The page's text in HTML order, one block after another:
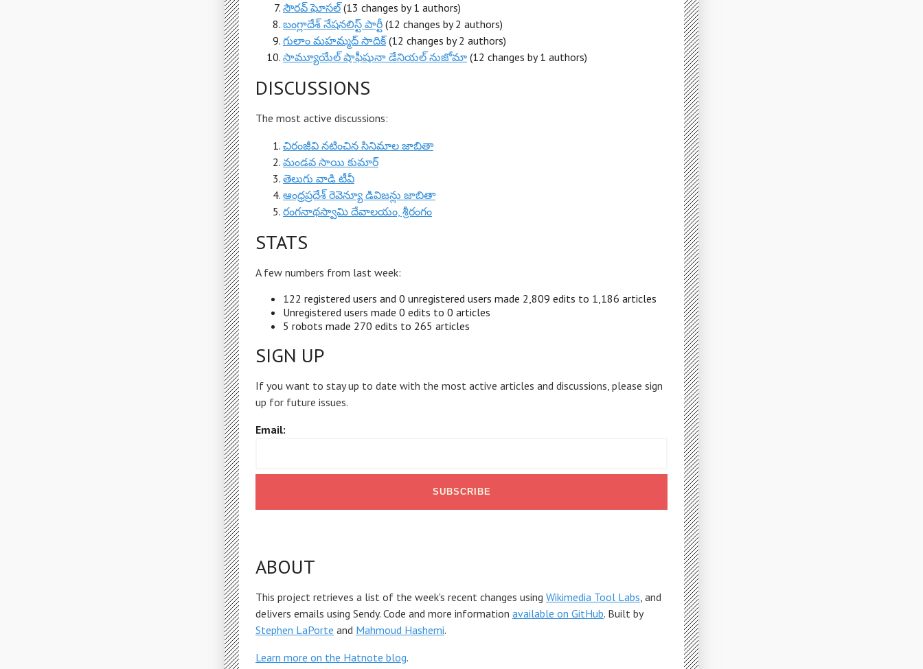
సౌరవ్ ఘోసల్ (13 changes by 1 authors)
బంగ్లాదేశ్ నేషనలిస్ట్ పార్టీ (12 changes by 2 authors)
గులాం మహమ్మద్ సాదిక్ (12 changes by 2 authors)
సామ్యూయేల్ షాఫీషునా డేనియల్ నుజోమా (12 changes by 1 authors)
DISCUSSIONS
The most active discussions:
చిరంజీవి నటించిన సినిమాల జాబితా
మండవ సాయి కుమార్
తెలుగు వాడి టీవీ
ఆంధ్రప్రదేశ్ రెవెన్యూ డివిజన్లు జాబితా
రంగనాథస్వామి దేవాలయం, శ్రీరంగం
STATS
A few numbers from last week:
122 registered users and 0 unregistered users made 2,809 edits to 1,186 articles
Unregistered users made 0 edits to 0 articles
5 robots made 270 edits to 265 articles
SIGN UP
If you want to stay up to date with the most active articles and discussions, please sign
up for future issues.
Email:
ABOUT
This project retrieves a list of the week's recent changes using Wikimedia Tool Labs, and
delivers emails using Sendy. Code and more information available on GitHub. Built by
Stephen LaPorte and Mahmoud Hashemi.
Learn more on the Hatnote blog.